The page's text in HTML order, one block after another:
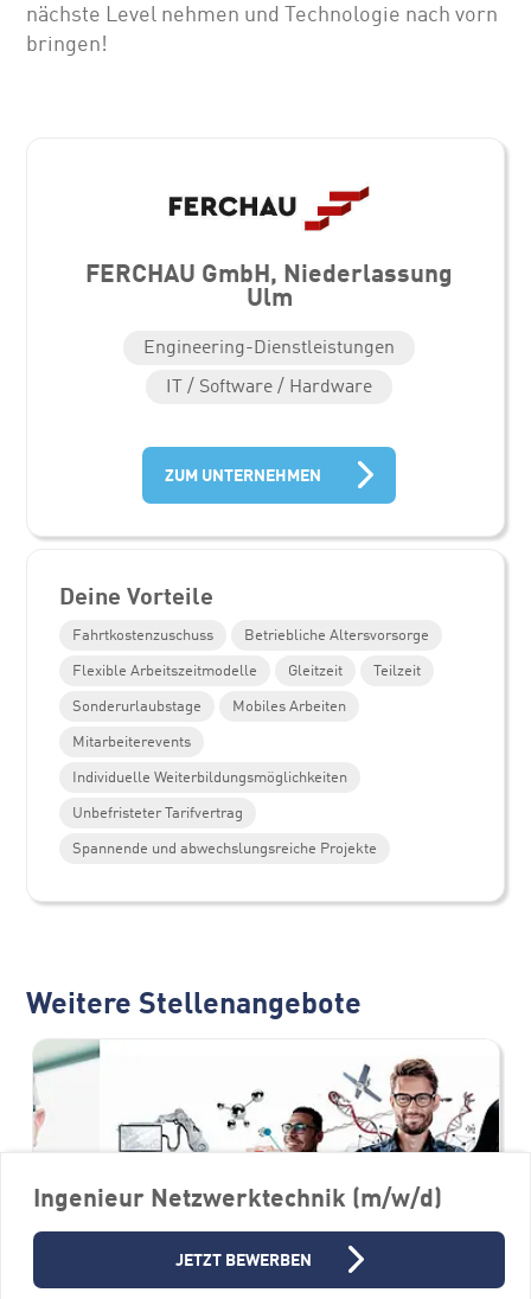
nächste Level nehmen und Technologie nach vorn
bringen!
Ingenieur Netzwerktechnik (m/w/d)
JETZT BEWERBEN
FERCHAU GmbH, Niederlassung
Ulm
Engineering-Dienstleistungen
IT / Software / Hardware
ZUM UNTERNEHMEN
Deine Vorteile
Fahrtkostenzuschuss
Betriebliche Altersvorsorge
Flexible Arbeitszeitmodelle
Gleitzeit
Teilzeit
Sonderurlaubstage
Mobiles Arbeiten
Mitarbeiterevents
Individuelle Weiterbildungsmöglichkeiten
Unbefristeter Tarifvertrag
Spannende und abwechslungsreiche Projekte
Weitere Stellenangebote